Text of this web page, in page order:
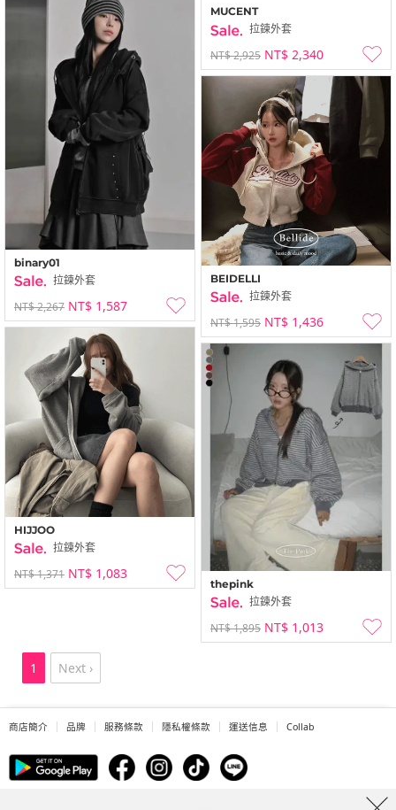
MUCENT
拉鍊外套
NT$ 2,925 NT$ 2,340
binary01
拉鍊外套
NT$ 2,267 NT$ 1,587
BEIDELLI
拉鍊外套
NT$ 1,595 NT$ 1,436
HIJJOO
拉鍊外套
NT$ 1,371 NT$ 1,083
thepink
拉鍊外套
NT$ 1,895 NT$ 1,013
1 Next ›
商店簡介 品牌 服務條款 隱私權條款 運送信息 Collab